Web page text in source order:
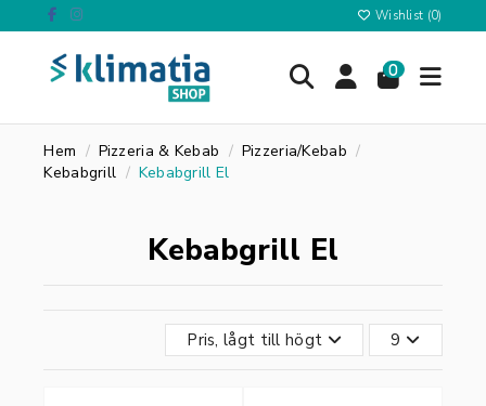
Wishlist (0)
0
Hem Pizzeria & Kebab
Pizzeria/Kebab
Kebabgrill
Kebabgrill El
Kebabgrill El
Pris, lågt till högt 9